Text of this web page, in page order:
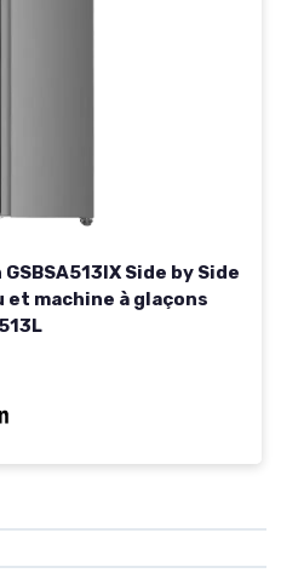
Side by Side
machine à glaçons